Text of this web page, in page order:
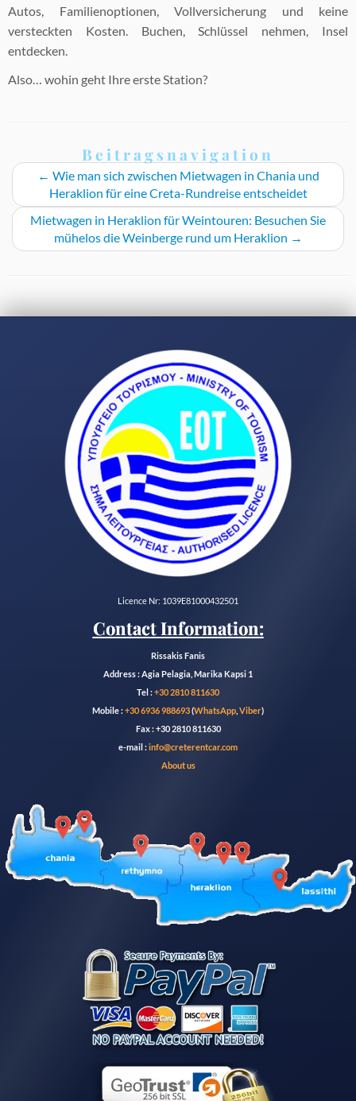
Autos, Familienoptionen, Vollversicherung und keine
versteckten Kosten. Buchen, Schlüssel nehmen, Insel
entdecken.
Also… wohin geht Ihre erste Station?
Beitragsnavigation
← Wie man sich zwischen Mietwagen in Chania und
Heraklion für eine Creta-Rundreise entscheidet
Mietwagen in Heraklion für Weintouren: Besuchen Sie
mühelos die Weinberge rund um Heraklion →
Licence Nr: 1039E81000432501
Contact Information:
Rissakis Fanis
Address : Agia Pelagia, Marika Kapsi 1
Tel :+30 2810 811630
Mobile :+30 6936 988693(WhatsApp Viber)
Fax : +30 2810 811630
e-mail :info@creterentcar.com
About us